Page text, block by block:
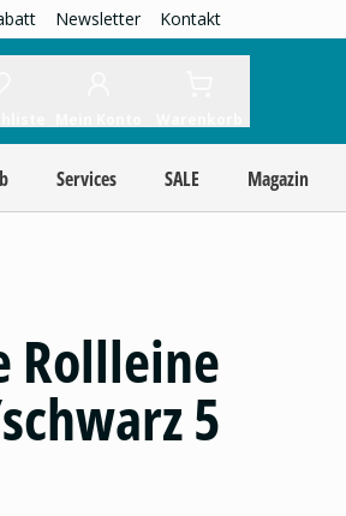
Newsletter Kontakt
Services SALE Magazin
Rollleine
5